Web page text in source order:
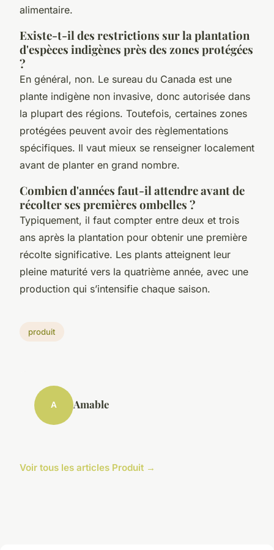
alimentaire.
Existe-t-il des restrictions sur la plantation
d'espèces indigènes près des zones protégées
?
En général, non. Le sureau du Canada est une
plante indigène non invasive, donc autorisée dans
la plupart des régions. Toutefois, certaines zones
protégées peuvent avoir des règlementations
spécifiques. Il vaut mieux se renseigner localement
avant de planter en grand nombre.
Combien d'années faut-il attendre avant de
récolter ses premières ombelles ?
Typiquement, il faut compter entre deux et trois
ans après la plantation pour obtenir une première
récolte significative. Les plants atteignent leur
pleine maturité vers la quatrième année, avec une
production qui s’intensifie chaque saison.
produit
A Amable
Voir tous les articles Produit →